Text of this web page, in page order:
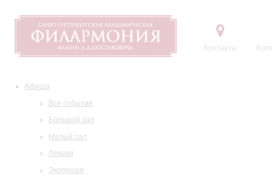
Контакты
Афиша
Все события
Большой зал
Малый зал
Лекции
Экскурсии